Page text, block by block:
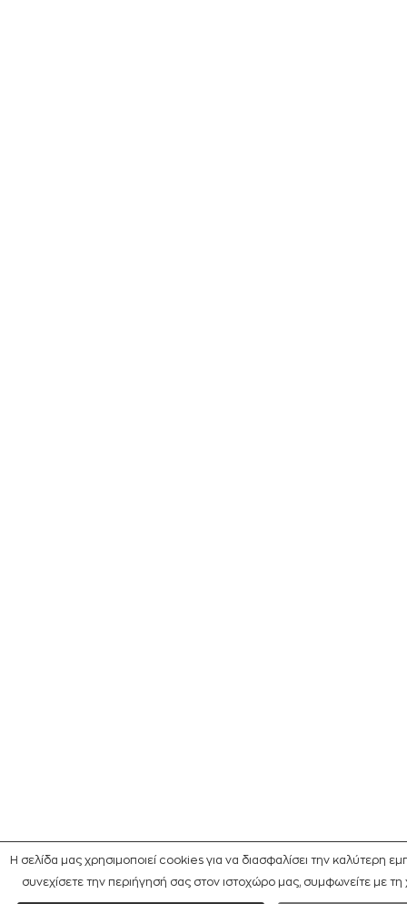
Η σελίδα μας χρησιμοποιεί cookies για να διασφαλίσει την καλύτερη
συνεχίσετε την περιήγησή σας στον ιστοχώρο μας, συμφωνείτε με